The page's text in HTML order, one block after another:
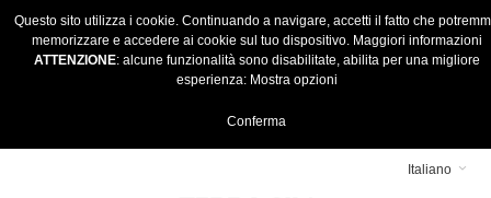
Questo sito utilizza i cookie. Continuando a navigare, accetti il fatto che
memorizzare e accedere ai cookie sul tuo dispositivo. Maggiori informazioni
ATTENZIONE: alcune funzionalità sono disabilitate, abilita per una migliore
esperienza: Mostra opzioni
Conferma
Italiano